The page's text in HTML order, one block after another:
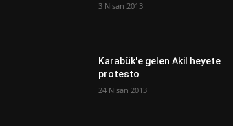
3 Nisan 2013
Karabük'e gelen Akil heyete
protesto
24 Nisan 2013